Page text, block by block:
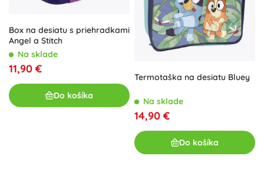
Box na desiatu s priehradkami
Angel a Stitch
Na sklade
11,90 €
Do košíka
Termotaška na desiatu Bluey
Na sklade
14,90 €
Do košíka